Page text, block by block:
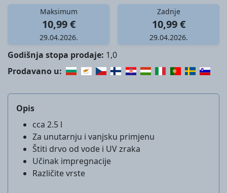
Maksimum
10,99 €
29.04.2026.
Zadnje
10,99 €
29.04.2026.
Godišnja stopa prodaje: 1,0
Prodavano u:
Opis
cca 2.5 l
Za unutarnju i vanjsku primjenu
Štiti drvo od vode i UV zraka
Učinak impregnacije
Različite vrste